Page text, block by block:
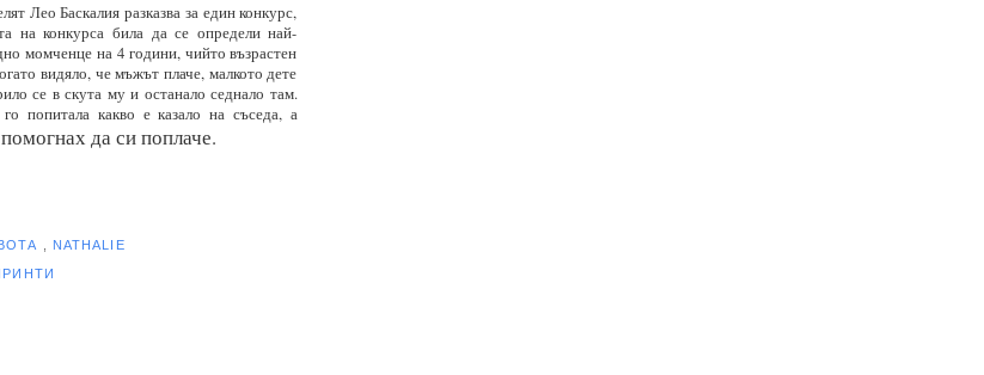
Лео Баскалия разказва за един конкурс,
на конкурса била да се определи най-
момченце на 4 години, чийто възрастен
видяло, че мъжът плаче, малкото дете
се в скута му и останало седнало там.
попитала какво е казало на съседа, а
да си поплаче.
NATHALIE